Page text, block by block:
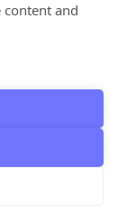
content and